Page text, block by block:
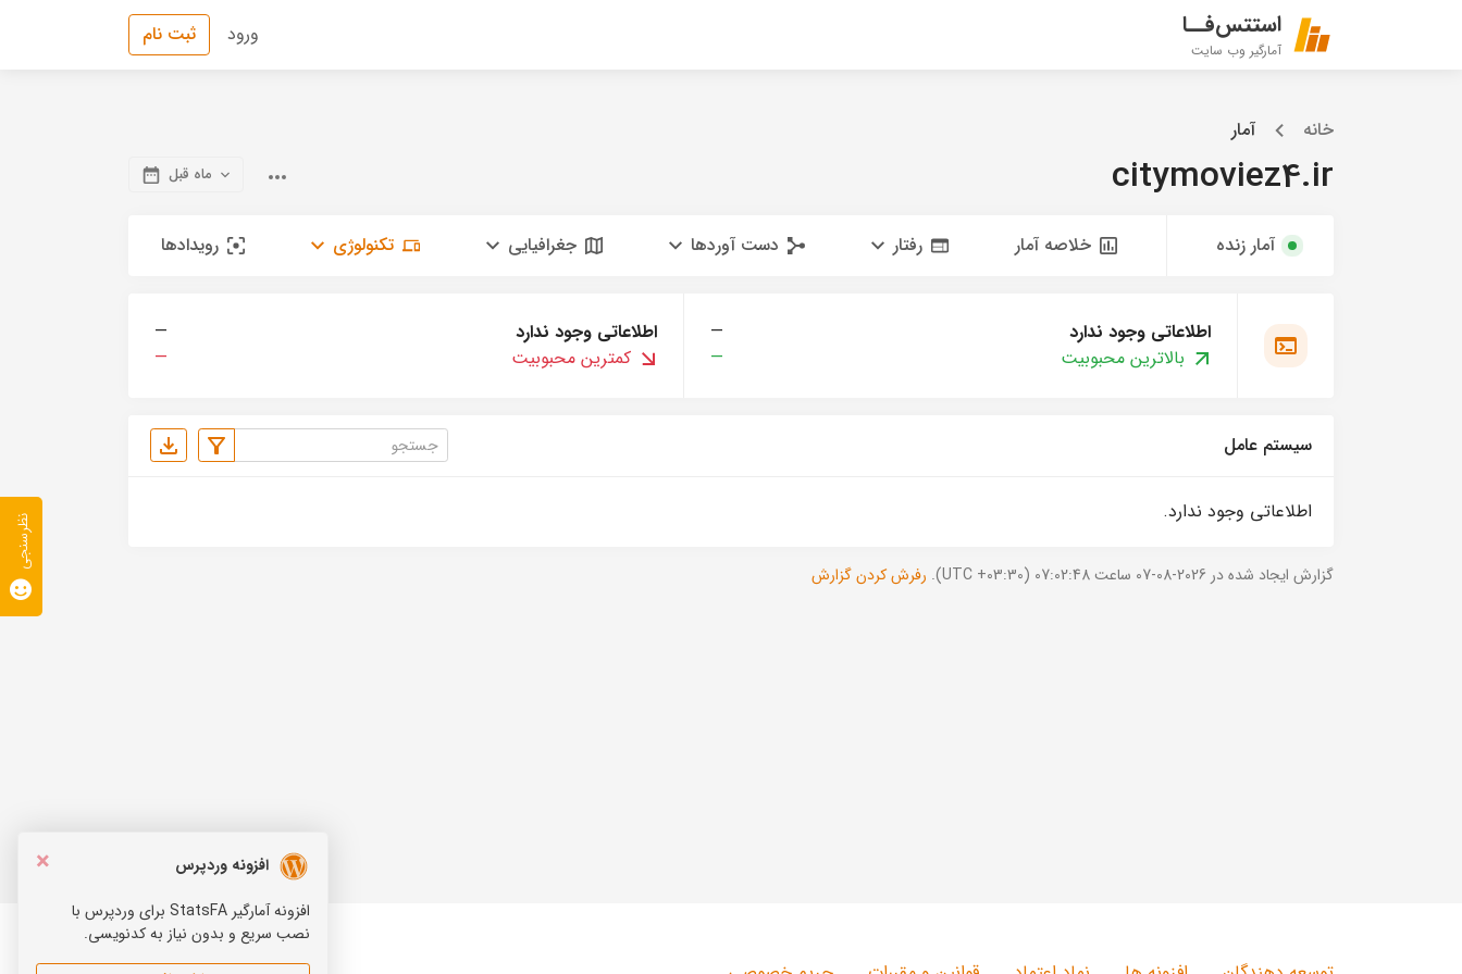
استتس‌فــا
آمارگیر وب سایت
ورود ثبت نام
خانه آمار
citymoviez4.ir ماه قبل
آمار زنده خلاصه آمار رفتار دست آوردها جغرافیایی تکنولوژی رویدادها
اطلاعاتی وجود ندارد
—
بالاترین محبوبیت
—
اطلاعاتی وجود ندارد
—
کمترین محبوبیت
—
سیستم عامل
اطلاعاتی وجود ندارد.
گزارش ایجاد شده در 2026-08-07 ساعت 07:02:48 (UTC +03:30). رفرش کردن گزارش
×
افزونه وردپرس
افزونه آمارگیر StatsFA برای وردپرس با
نصب سریع و بدون نیاز به کدنویسی.
نظرسنجی